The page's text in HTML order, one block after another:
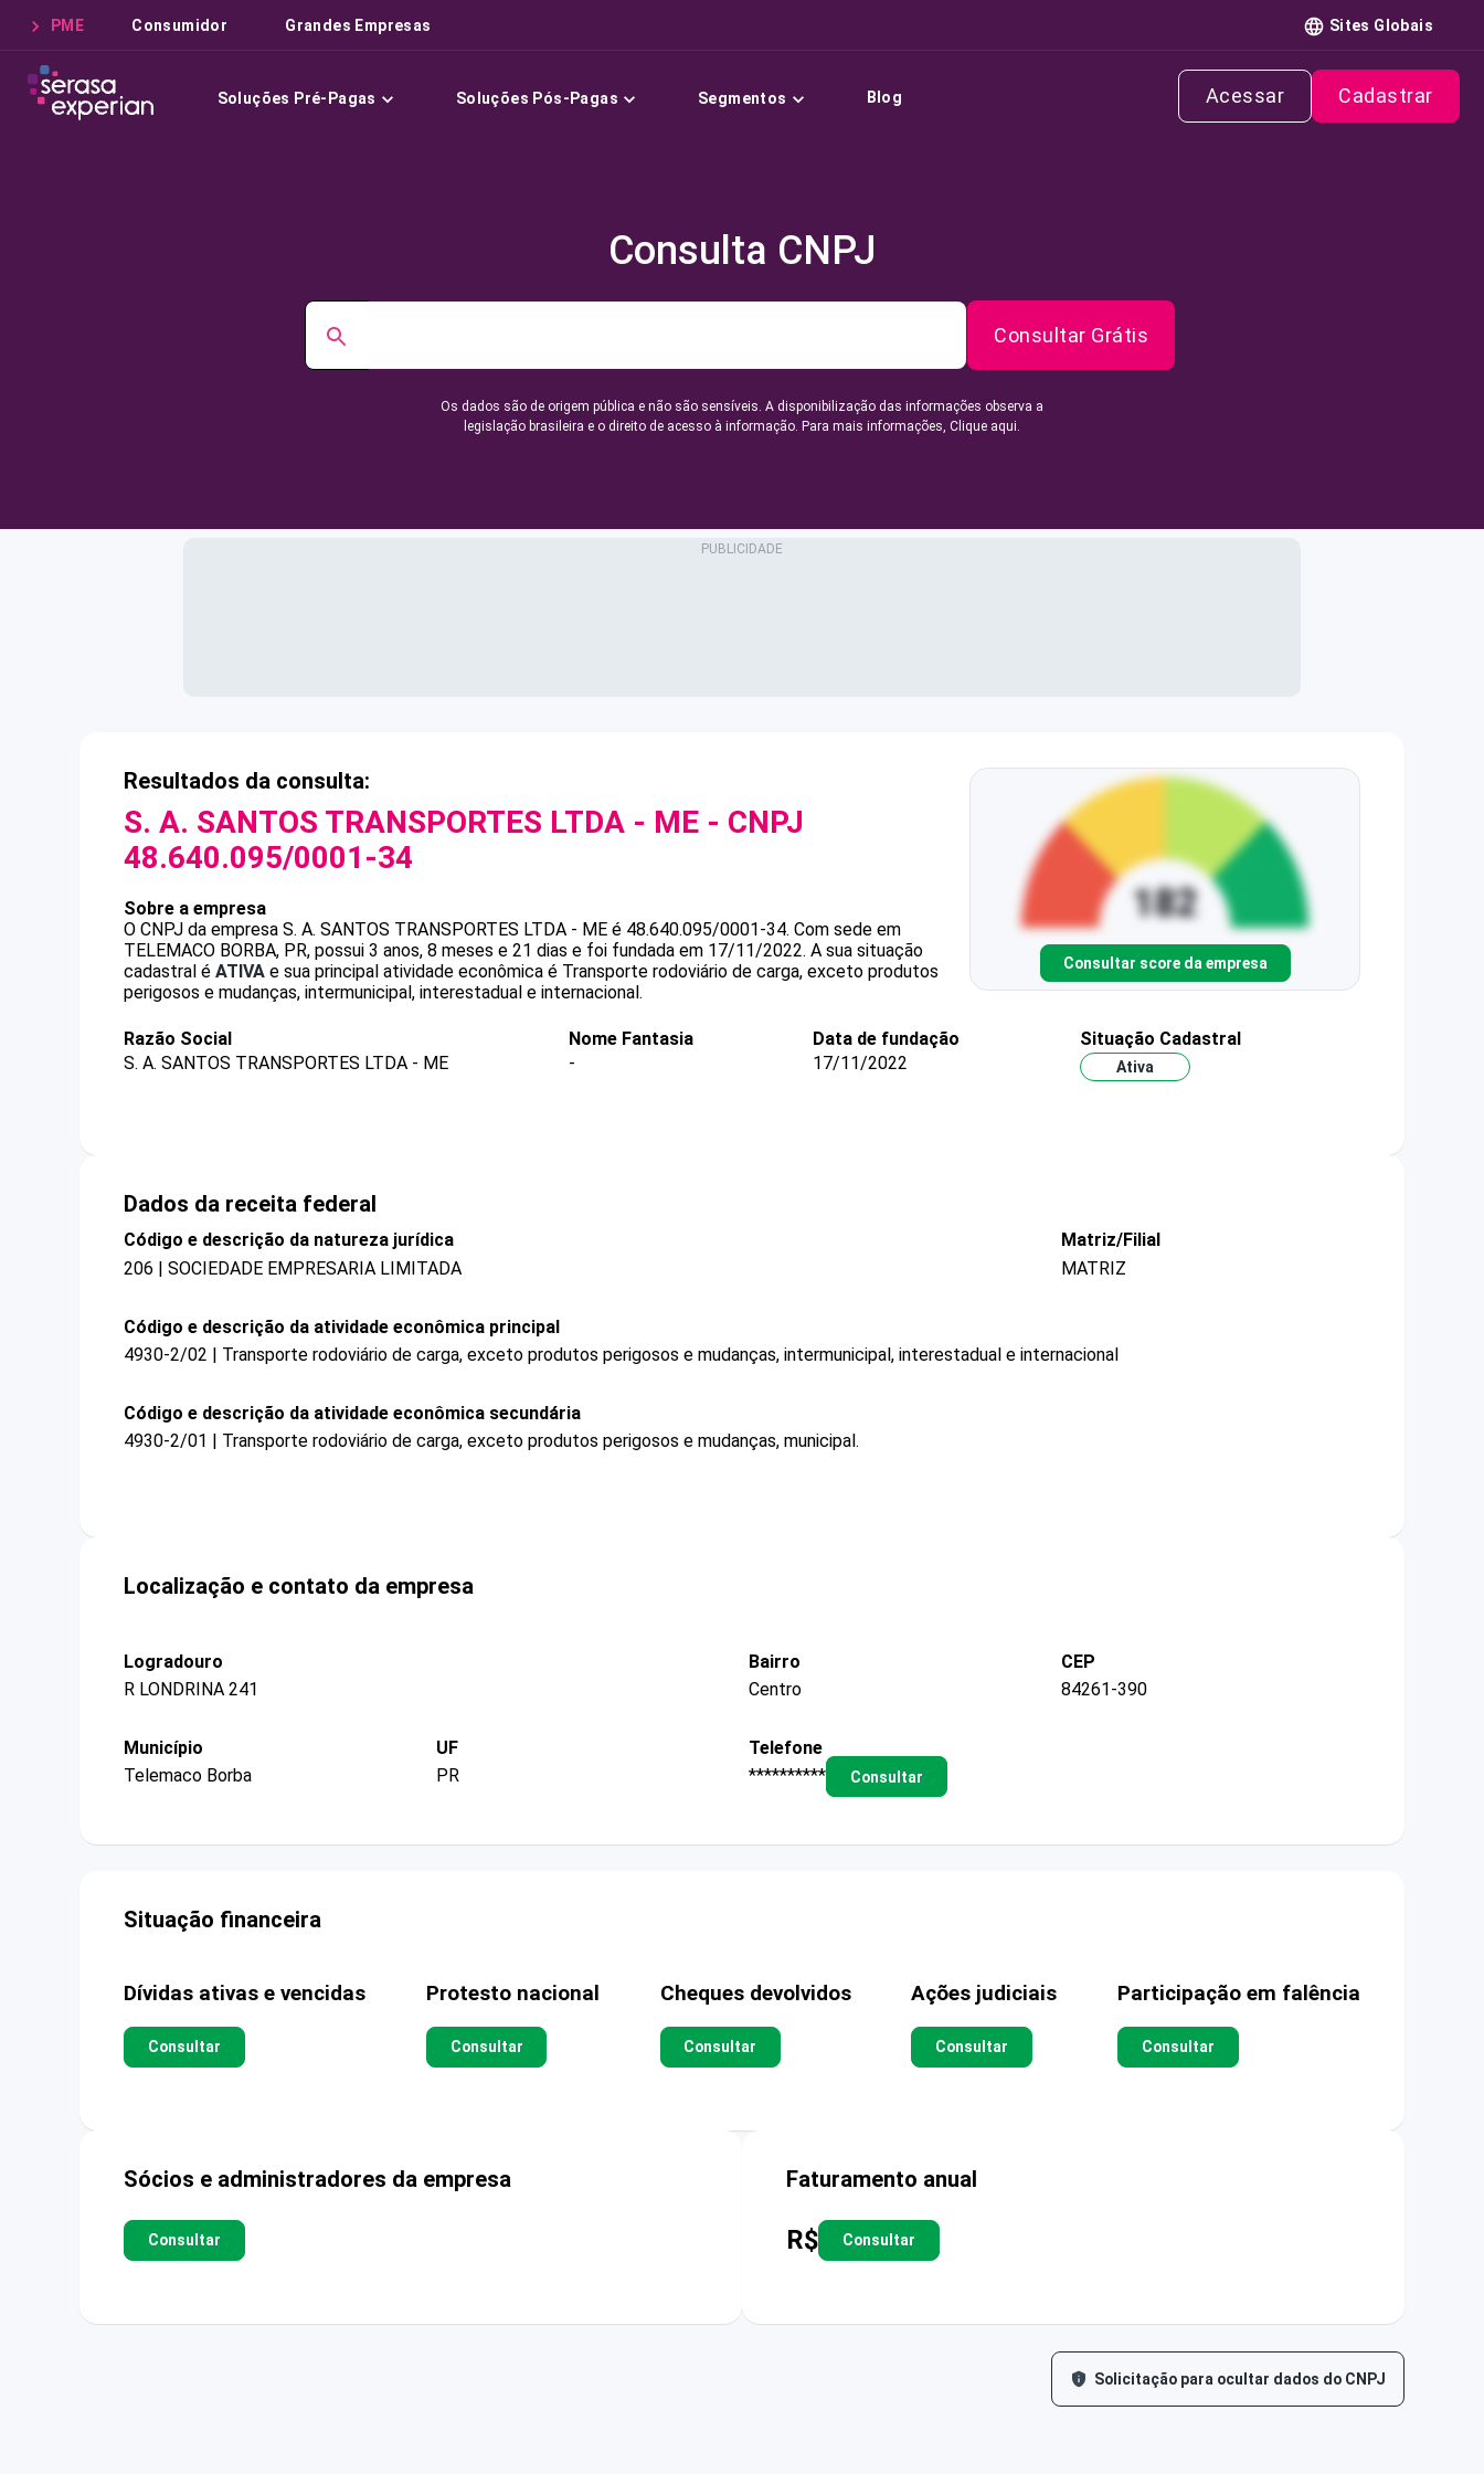
PME Consumidor Grandes Empresas Sites Globais
Soluções Pré-Pagas Soluções Pós-Pagas Segmentos Blog Acessar Cadastrar
Consulta CNPJ
Consultar Grátis
Os dados são de origem pública e não são sensíveis. A disponibilização das informações observa a
legislação brasileira e o direito de acesso à informação. Para mais informações, Clique aqui.
Resultados da consulta:
S. A. SANTOS TRANSPORTES LTDA - ME - CNPJ
48.640.095/0001-34
Sobre a empresa
O CNPJ da empresa S. A. SANTOS TRANSPORTES LTDA - ME é 48.640.095/0001-34. Com sede em
TELEMACO BORBA, PR, possui 3 anos, 8 meses e 21 dias e foi fundada em 17/11/2022. A sua situação
cadastral é ATIVA e sua principal atividade econômica é Transporte rodoviário de carga, exceto produtos
perigosos e mudanças, intermunicipal, interestadual e internacional.
Consultar score da empresa
Razão Social
S. A. SANTOS TRANSPORTES LTDA - ME
Nome Fantasia
-
Data de fundação
17/11/2022
Situação Cadastral
Ativa
Dados da receita federal
Código e descrição da natureza jurídica
206 | SOCIEDADE EMPRESARIA LIMITADA
Matriz/Filial
MATRIZ
Código e descrição da atividade econômica principal
4930-2/02 | Transporte rodoviário de carga, exceto produtos perigosos e mudanças, intermunicipal, interestadual e internacional
Código e descrição da atividade econômica secundária
4930-2/01 | Transporte rodoviário de carga, exceto produtos perigosos e mudanças, municipal.
Localização e contato da empresa
Logradouro
R LONDRINA 241
Bairro
Centro
CEP
84261-390
Município
Telemaco Borba
UF
PR
Telefone
**********
Consultar
Situação financeira
Dívidas ativas e vencidas
Consultar
Protesto nacional
Consultar
Cheques devolvidos
Consultar
Ações judiciais
Consultar
Participação em falência
Consultar
Sócios e administradores da empresa
Consultar
Faturamento anual
R$ Consultar
Solicitação para ocultar dados do CNPJ